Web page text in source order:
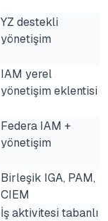
YZ destekli
yönetişim
IAM yerel
yönetişim eklentisi
Federa IAM +
yönetişim
Birleşik IGA, PAM,
CIEM
İş aktivitesi tabanlı